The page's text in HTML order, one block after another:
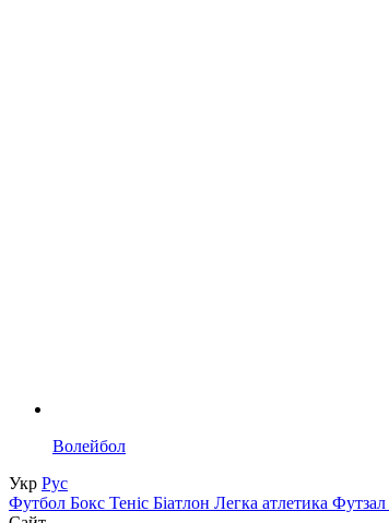
Волейбол
Укр Рус
Футбол Бокс Теніс Біатлон Легка атлетика Футзал